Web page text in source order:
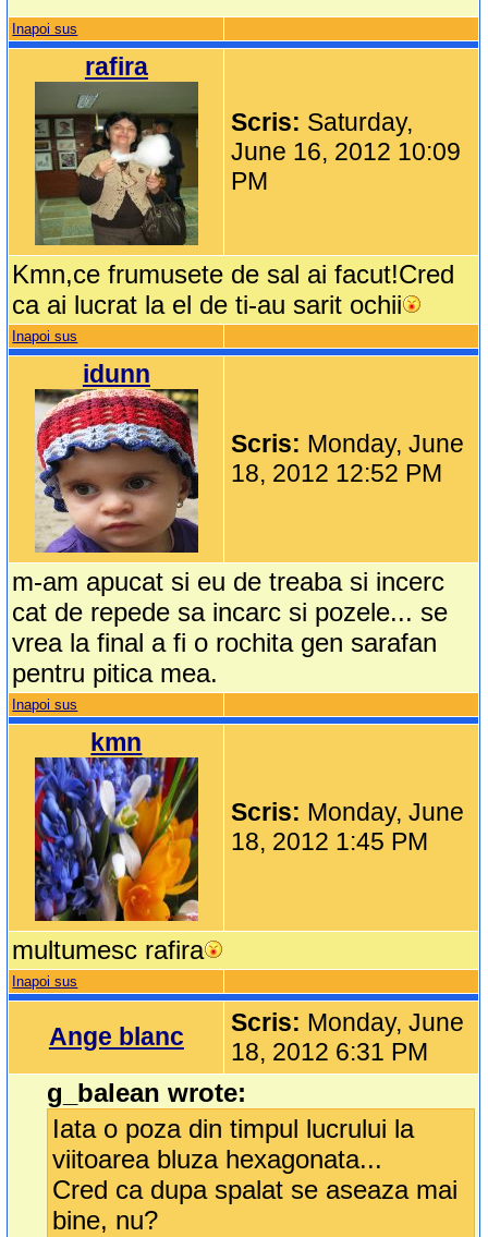
Inapoi sus
rafira
Scris: Saturday,
June 16, 2012 10:09
PM
Kmn,ce frumusete de sal ai facut!Cred
ca ai lucrat la el de ti-au sarit ochii
Inapoi sus
idunn
Scris: Monday, June
18, 2012 12:52 PM
m-am apucat si eu de treaba si incerc
cat de repede sa incarc si pozele... se
vrea la final a fi o rochita gen sarafan
pentru pitica mea.
Inapoi sus
kmn
Scris: Monday, June
18, 2012 1:45 PM
multumesc rafira
Inapoi sus
Ange blanc Scris: Monday, June
18, 2012 6:31 PM
g_balean wrote:
Iata o poza din timpul lucrului la
viitoarea bluza hexagonata...
Cred ca dupa spalat se aseaza mai
bine, nu?